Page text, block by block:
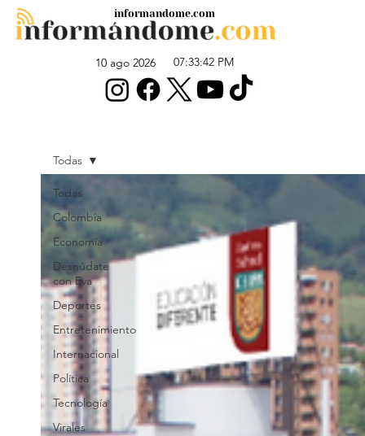
10 ago 2026 07:33:42 PM
informandome.com
Todas
Colombia
Economía
Desnúdate
con Eva
Deportes
Entretenimiento
Internacional
Política
Tecnología
Virales
Todas